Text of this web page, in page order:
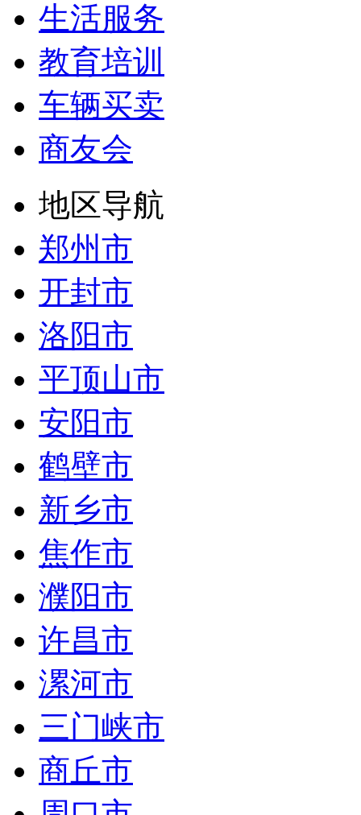
生活服务
教育培训
车辆买卖
商友会
地区导航
郑州市
开封市
洛阳市
平顶山市
安阳市
鹤壁市
新乡市
焦作市
濮阳市
许昌市
漯河市
三门峡市
商丘市